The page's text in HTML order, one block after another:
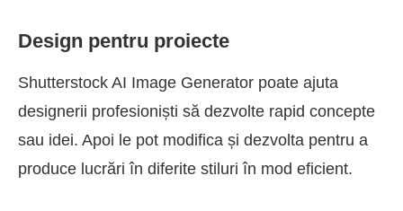
Design pentru proiecte
Shutterstock AI Image Generator poate ajuta
designerii profesioniști să dezvolte rapid concepte
sau idei. Apoi le pot modifica și dezvolta pentru a
produce lucrări în diferite stiluri în mod eficient.